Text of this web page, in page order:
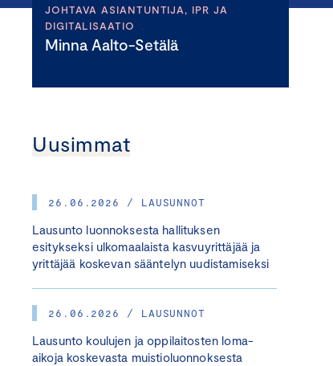
JOHTAVA ASIANTUNTIJA, IPR JA
DIGITALISAATIO
Minna Aalto-Setälä
Uusimmat
26.06.2026 / LAUSUNNOT
Lausunto luonnoksesta hallituksen
esitykseksi ulkomaalaista kasvuyrittäjää ja
yrittäjää koskevan sääntelyn uudistamiseksi
26.06.2026 / LAUSUNNOT
Lausunto koulujen ja oppilaitosten loma-
aikoja koskevasta muistioluonnoksesta